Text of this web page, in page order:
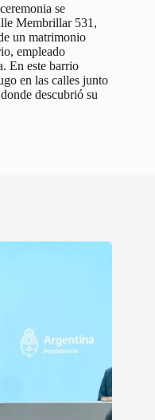
se
Membrillar 531,
un matrimonio
empleado
En este barrio
en las calles junto
descubrió su